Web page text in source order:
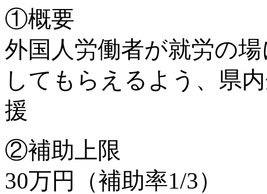
①概要
外国人労働者が就労の
してもらえるよう、県
援
②補助上限
30万円（補助率1/3）